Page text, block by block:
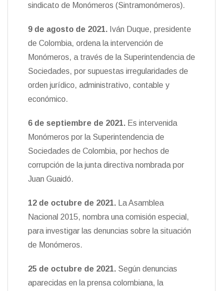
sindicato de Monómeros (Sintramonómeros).
9 de agosto de 2021. Iván Duque, presidente
de Colombia, ordena la intervención de
Monómeros, a través de la Superintendencia de
Sociedades, por supuestas irregularidades de
orden jurídico, administrativo, contable y
económico.
6 de septiembre de 2021. Es intervenida
Monómeros por la Superintendencia de
Sociedades de Colombia, por hechos de
corrupción de la junta directiva nombrada por
Juan Guaidó.
12 de octubre de 2021. La Asamblea
Nacional 2015, nombra una comisión especial,
para investigar las denuncias sobre la situación
de Monómeros.
25 de octubre de 2021. Según denuncias
aparecidas en la prensa colombiana, la